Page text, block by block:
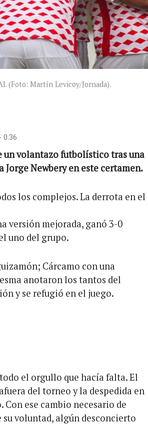
(Foto: Martín Levicoy/Jornada).
0:36
un volantazo futbolístico tras una
Newbery en este certamen.
los complejos. La derrota en el
versión mejorada, ganó 3-0
uno del grupo.
Cárcamo con una
anotaron los tantos del
y se refugió en el juego.
el orgullo que hacía falta. El
del torneo y la despedida en
ese cambio necesario de
su voluntad, algún desconcierto